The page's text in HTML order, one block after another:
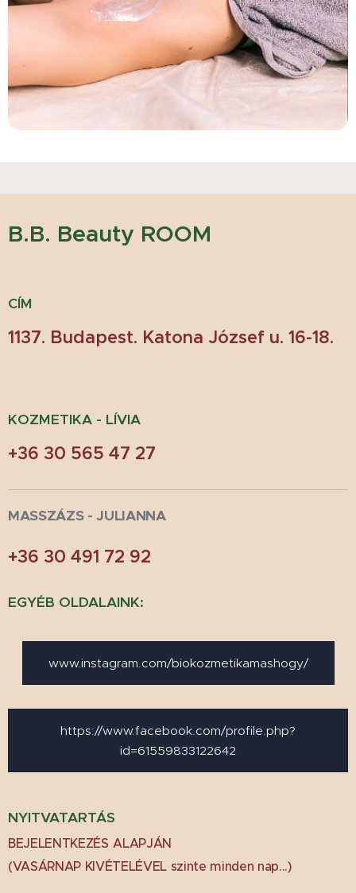
B.B. Beauty ROOM
CÍM
1137. Budapest. Katona József u. 16-18.
KOZMETIKA - LÍVIA
+36 30 565 47 27
MASSZÁZS - JULIANNA
+36 30 491 72 92
EGYÉB OLDALAINK:
www.instagram.com/biokozmetikamashogy/
https://www.facebook.com/profile.php?
id=61559833122642
NYITVATARTÁS
BEJELENTKEZÉS ALAPJÁN
(VASÁRNAP KIVÉTELÉVEL szinte minden nap...)